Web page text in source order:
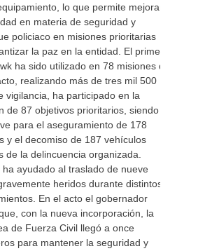
lo que permite mejorar
en materia de seguridad y
policiaco en misiones prioritarias
la paz en la entidad. El primer
ha sido utilizado en 78 misiones de
realizando más de tres mil 500
vigilancia, ha participado en la
de 87 objetivos prioritarios, siendo
para el aseguramiento de 178
y el decomiso de 187 vehículos
de la delincuencia organizada.
ha ayudado al traslado de nueve
heridos durante distintos
En el acto el gobernador
con la nueva incorporación, la
de Fuerza Civil llegó a once
para mantener la seguridad y